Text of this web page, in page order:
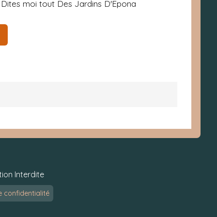
Dites moi tout Des Jardins D'Epona
Interdite
confidentialité